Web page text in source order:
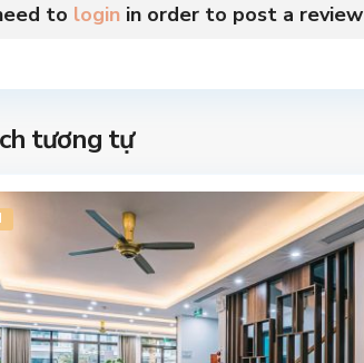
to login in order to post a review
tương tự